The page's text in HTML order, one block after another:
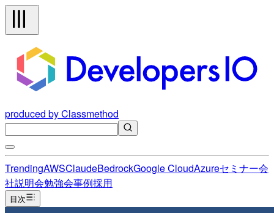
produced by Classmethod
TrendingAWSClaudeBedrockGoogle CloudAzureセミナー会
社説明会勉強会事例採用
目次